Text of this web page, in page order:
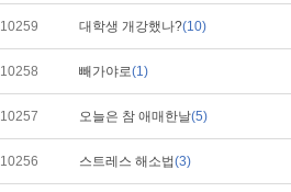
10259 대학생 개강했나?(10)
10258 빼가야로(1)
10257 오늘은 참 애매한날(5)
10256 스트레스 해소법(3)